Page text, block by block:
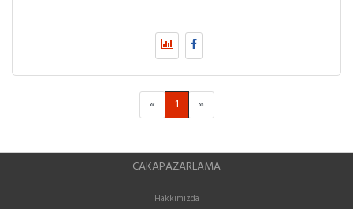
« 1 »
CAKAPAZARLAMA
Hakkımızda